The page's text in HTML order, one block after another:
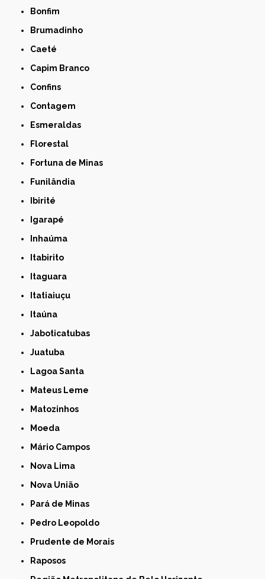
Bonfim
Brumadinho
Caeté
Capim Branco
Confins
Contagem
Esmeraldas
Florestal
Fortuna de Minas
Funilândia
Ibirité
Igarapé
Inhaúma
Itabirito
Itaguara
Itatiaiuçu
Itaúna
Jaboticatubas
Juatuba
Lagoa Santa
Mateus Leme
Matozinhos
Moeda
Mário Campos
Nova Lima
Nova União
Pará de Minas
Pedro Leopoldo
Prudente de Morais
Raposos